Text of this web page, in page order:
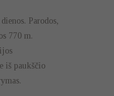
Parodos,
770 m.
iš paukščio